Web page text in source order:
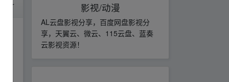
影视/动漫
AL云盘影视分享，百度网盘影视分
享，天翼云、微云、115云盘、蓝奏
云影视资源！